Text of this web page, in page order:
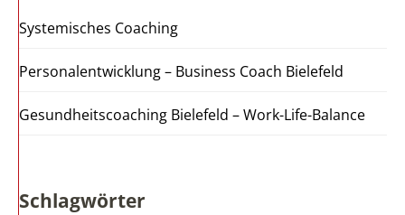
Systemisches Coaching
Personalentwicklung – Business Coach Bielefeld
Gesundheitscoaching Bielefeld – Work-Life-Balance
Schlagwörter